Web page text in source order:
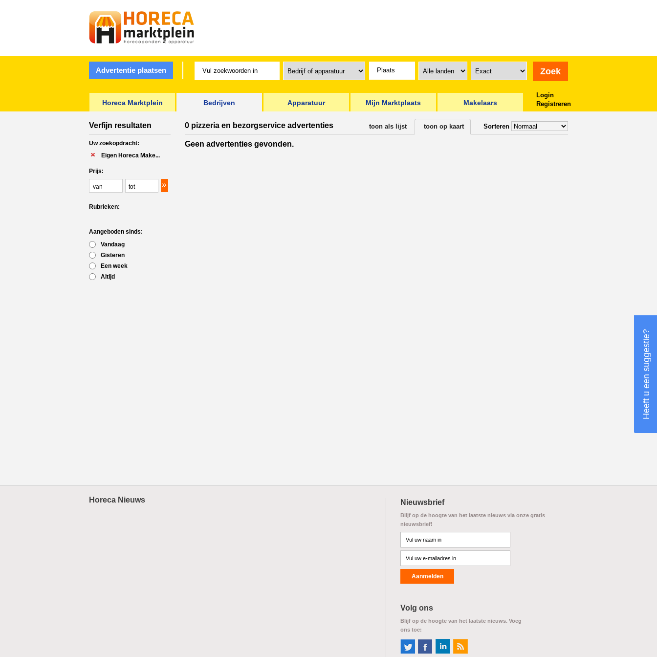
Advertentie plaatsen
Horeca Marktplein Bedrijven Apparatuur Mijn Marktplaats Makelaars
Login
Registreren
Verfijn resultaten
Uw zoekopdracht:
Eigen Horeca Make...
Prijs:
Rubrieken:
Aangeboden sinds:
Vandaag
Gisteren
Een week
Altijd
0 pizzeria en bezorgservice advertenties Sorteren
toon als lijst toon op kaart
Geen advertenties gevonden.
Horeca Nieuws Nieuwsbrief
Blijf op de hoogte van het laatste nieuws via onze gratis
nieuwsbrief!
Volg ons
Blijf op de hoogte van het laatste nieuws. Voeg
ons toe:
Heeft u een suggestie?